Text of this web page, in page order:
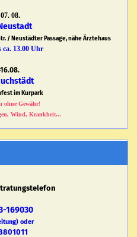
08.
/ Neustädter Passage, nähe Ärztehaus
ca. 13.00 Uhr
im Kurpark
ohne Gewähr!
Wind, Krankheit...
169030
oder